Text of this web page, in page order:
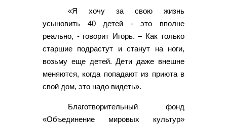
«Я хочу за свою жизнь
усыновить 40 детей - это вполне
реально, - говорит Игорь. – Как только
старшие подрастут и станут на ноги,
возьму еще детей. Дети даже внешне
меняются, когда попадают из приюта в
свой дом, это надо видеть».
Благотворительный фонд
«Объединение мировых культур»